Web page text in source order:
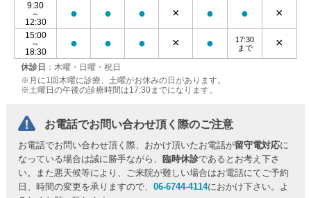
休診日 ：木曜・日曜・祝日
※月に1回木曜に診療、土曜がお休みの日があります。
※土曜日の午後の診療時間は17:30までになります。
9:30
～
12:30
● ● ● × ● ● ×
15:00
～
18:30
● ● ● × ●
17:30
まで
×
お電話でお問い合わせ頂く際のご注意
お電話でお問い合わせ頂く際、おかけ頂いたお電話が留守電対応に
なっている場合は誠に勝手ながら、
臨時休診であるとお考え下さ
い。また悪天候等により、ご来院が難しい場合はお電話にてご予約
日、時間の変更を承りますので、06-6744-4114におかけ下さい。よ